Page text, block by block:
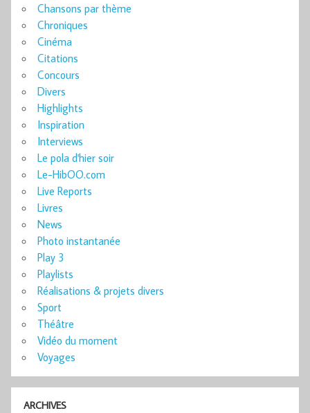
Chansons par thème
Chroniques
Cinéma
Citations
Concours
Divers
Highlights
Inspiration
Interviews
Le pola d'hier soir
Le-HibOO.com
Live Reports
Livres
News
Photo instantanée
Play 3
Playlists
Réalisations & projets divers
Sport
Théâtre
Vidéo du moment
Voyages
ARCHIVES